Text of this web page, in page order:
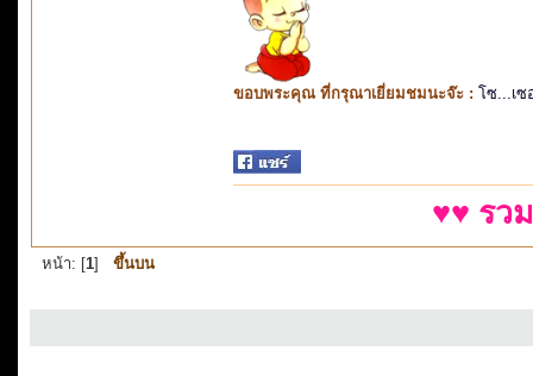
ขอบพระคุณ ที่กรุณาเยี่ยมชมนะจ๊ะ : โซ...เซ
♥♥ รว
หน้า: [1] ขึ้นบน